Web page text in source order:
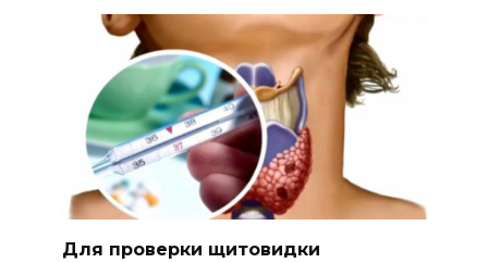
Для проверки щитовидки